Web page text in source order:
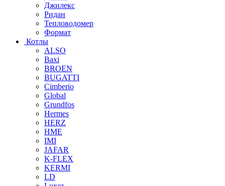
Джилекс
Ридан
Тепловодомер
Формат
Котлы
ALSO
Baxi
BROEN
BUGATTI
Cimberio
Global
Grundfos
Hermes
HERZ
HME
IMI
JAFAR
K-FLEX
KERMI
LD